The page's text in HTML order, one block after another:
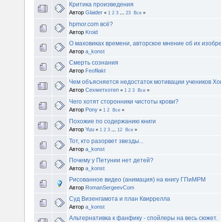
Критика произведения
Автор Glaider « 1 2 3 23 Все »
hpmor.com всё?
Автор Kroid
О маховиках времени, авторское мнение об их
Автор a_konst
Смерть сознания
Автор Feofilakt
Чем объясняется недостаток мотивации учеников
Автор Сехметхотеп « 1 2 3 Все »
Чего хотят сторонники чистоты крови?
Автор Pony « 1 2 Все »
Похожие по содержанию книги
Автор Yuu « 1 2 3 12 Все »
Тот, кто разорвет звезды...
Автор a_konst
Почему у Петунии нет детей?
Автор a_konst
Рисованное видео (анимация) на книгу ГПиМРМ
Автор RomanSergeevCom
Суд Визенгамота и план Квиррелла
Автор a_konst
Альтернативка к фанфику - спойлеры на весь сюжет.